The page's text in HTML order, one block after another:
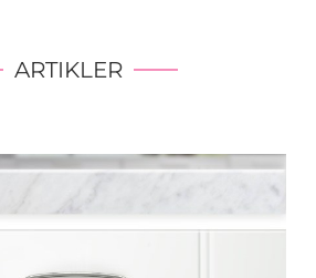
ARTIKLER